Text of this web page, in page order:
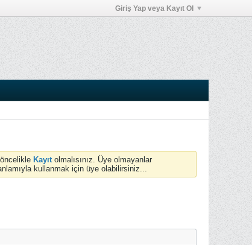
Giriş Yap veya Kayıt Ol
Kayıtolmalısınız. Üye olmayanlar
kullanmak için üye olabilirsiniz...